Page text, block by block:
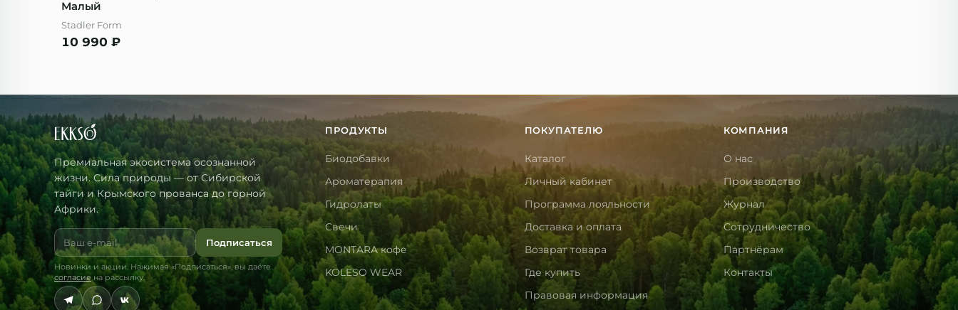
Малый
Stadler Form
10 990 ₽
Премиальная экосистема осознанной
жизни. Сила природы — от Сибирской
тайги и Крымского прованса до горной
Африки.
Подписаться
Новинки и акции. Нажимая «Подписаться», вы даёте
согласиена рассылку.
ПРОДУКТЫ
Биодобавки
Ароматерапия
Гидролаты
Свечи
MONTARA кофе
KOLESO WEAR
ПОКУПАТЕЛЮ
Каталог
Личный кабинет
Программа лояльности
Доставка и оплата
Возврат товара
Где купить
Правовая информация
КОМПАНИЯ
О нас
Производство
Журнал
Сотрудничество
Партнёрам
Контакты